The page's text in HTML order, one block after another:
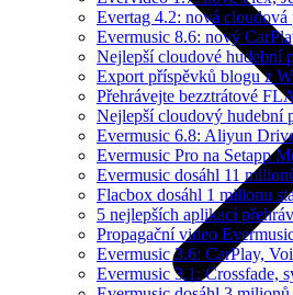
Evertag 4.2: nová
Evermusic 8.6: nový
Nejlepší cloudové hudební
Export příspěvků blogu z
Přehrávejte bezztrátové
Nejlepší cloudový hudební
Evermusic 6.8: Aliyun
Evermusic Pro na Setapp
Evermusic dosáhl 11
Flacbox dosáhl 1 milionu
5 nejlepších aplikací
Propagační video
Evermusic 3.6: CarPlay,
Evermusic 3.1: Crossfade,